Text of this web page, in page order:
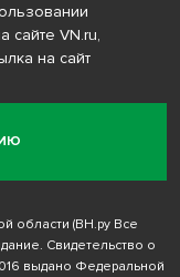
сайте VN.ru,
на сайт
области (ВН.ру Все
Свидетельство о
выдано Федеральной